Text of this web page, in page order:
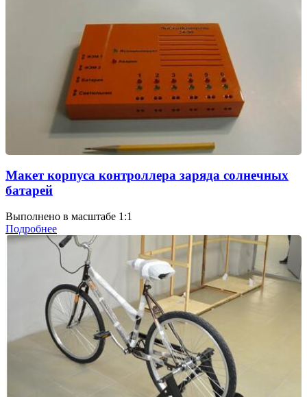
Макет корпуса контроллера заряда солнечных
батарей
Выполнено в масштабе 1:1
Подробнее